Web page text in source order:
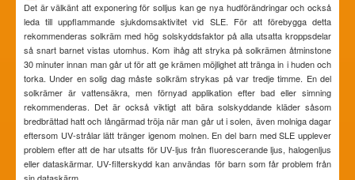
Det är välkänt att exponering för solljus kan ge nya hudförändringar och också
leda till uppflammande sjukdomsaktivitet vid SLE. För att förebygga detta
rekommenderas solkräm med hög solskyddsfaktor på alla utsatta kroppsdelar
så snart barnet vistas utomhus. Kom ihåg att stryka på solkrämen åtminstone
30 minuter innan man går ut för att ge krämen möjlighet att tränga in i huden och
torka. Under en solig dag måste solkräm strykas på var tredje timme. En del
solkrämer är vattensäkra, men förnyad applikation efter bad eller simning
rekommenderas. Det är också viktigt att bära solskyddande kläder såsom
bredbrättad hatt och långärmad tröja när man går ut i solen, även molniga dagar
eftersom UV-strålar lätt tränger igenom molnen. En del barn med SLE upplever
problem efter att de har utsatts för UV-ljus från fluorescerande ljus, halogenljus
eller dataskärmar. UV-filterskydd kan användas för barn som får problem från